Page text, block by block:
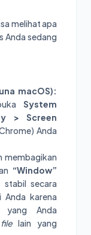
melihat apa
Anda sedang
macOS):
System
> Screen
Anda
membagikan
“Window”
secara
karena
yang Anda
filelain yang